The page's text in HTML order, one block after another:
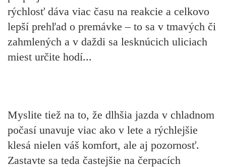
rýchlosť dáva viac času na reakcie a celkovo
lepší prehľad o premávke – to sa v tmavých či
zahmlených a v daždi sa lesknúcich uliciach
miest určite hodí...
Myslite tiež na to, že dlhšia jazda v chladnom
počasí unavuje viac ako v lete a rýchlejšie
klesá nielen váš komfort, ale aj pozornosť.
Zastavte sa teda častejšie na čerpacích